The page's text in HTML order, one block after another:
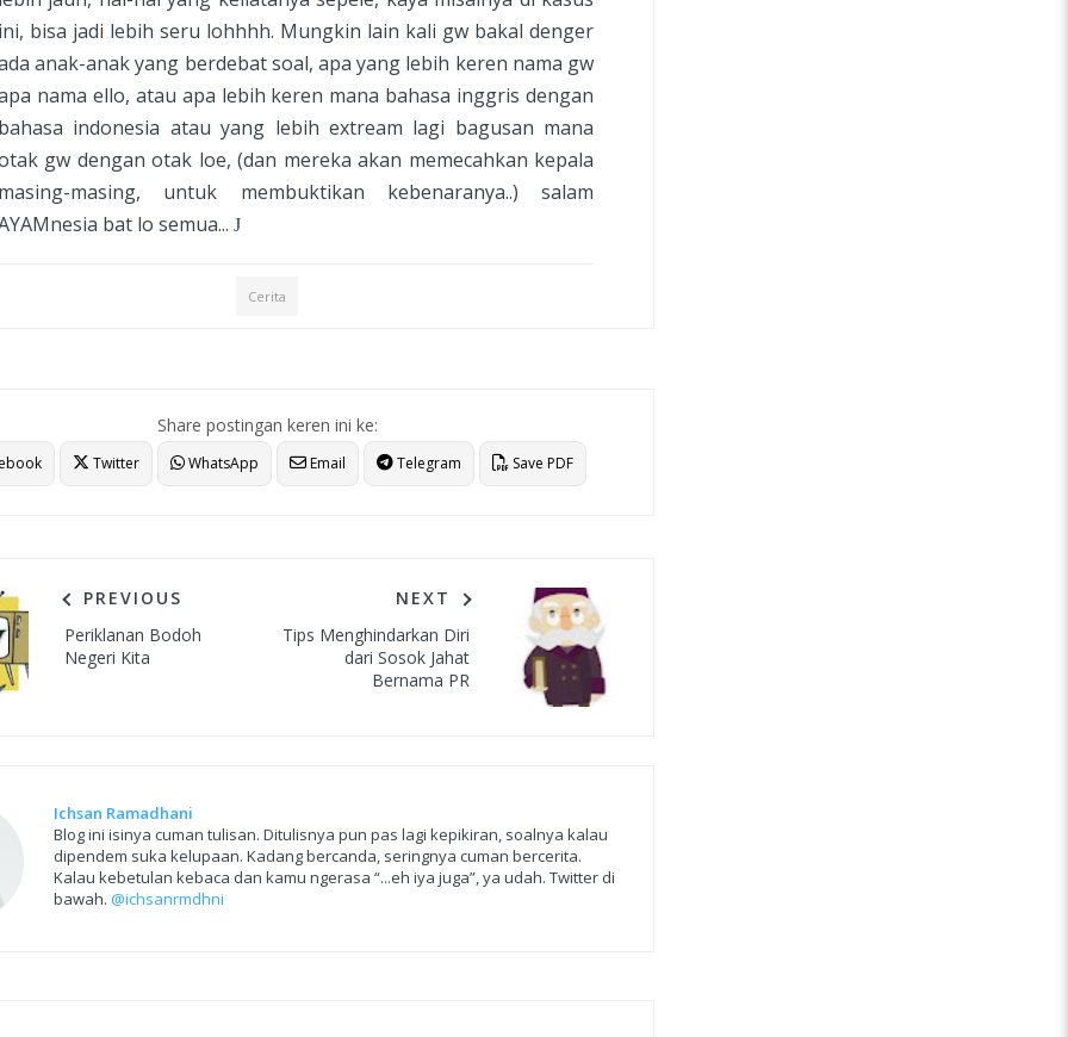
bisa jadi lebih seru lohhhh. Mungkin lain kali gw bakal denger
anak-anak yang berdebat soal, apa yang lebih keren nama gw
nama ello, atau apa lebih keren mana bahasa inggris dengan
indonesia atau yang lebih extream lagi bagusan mana
gw dengan otak loe, (dan mereka akan memecahkan kepala
masing, untuk membuktikan kebenaranya..) salam
bat lo semua... J
Cerita
Share postingan keren ini ke:
Twitter WhatsApp Email Telegram Save PDF
NEXT
Tips Menghindarkan Diri
dari Sosok Jahat
Bernama PR
PREVIOUS
Periklanan Bodoh
Negeri Kita
Ichsan Ramadhani
Blog ini isinya cuman tulisan. Ditulisnya pun pas lagi kepikiran, soalnya kalau
dipendem suka kelupaan. Kadang bercanda, seringnya cuman bercerita.
Kalau kebetulan kebaca dan kamu ngerasa “...eh iya juga”, ya udah. Twitter di
bawah. @ichsanrmdhni